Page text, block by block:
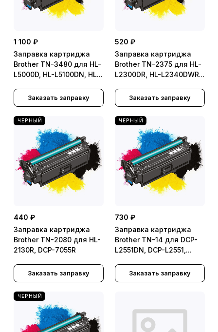
1 100 ₽
Заправка картриджа
Brother TN-3480 для HL-
L5000D, HL-L5100DN, HL-
HL-L6400DW, HL-
L6400DWT, HL-
L5100DNT, HL-L6300DWT,
HL-L6300DN
Заказать заправку
520 ₽
Заправка картриджа
Brother TN-2375 для HL-
L2300DR, HL-L2340DWR,
L2365DWR, DCP-L2500DR,
DCP-L2520DWR, DCP-
L2540DNR, DCP-
L2560DWR
Заказать заправку
ЧЕРНЫЙ
440 ₽
Заправка картриджа
Brother TN-2080 для HL-
2130R, DCP-7055R
Заказать заправку
ЧЕРНЫЙ
730 ₽
Заправка картриджа
Brother TN-14 для DCP-
L2551DN, DCP-L2551,
L2751Заказать заправку
ЧЕРНЫЙ